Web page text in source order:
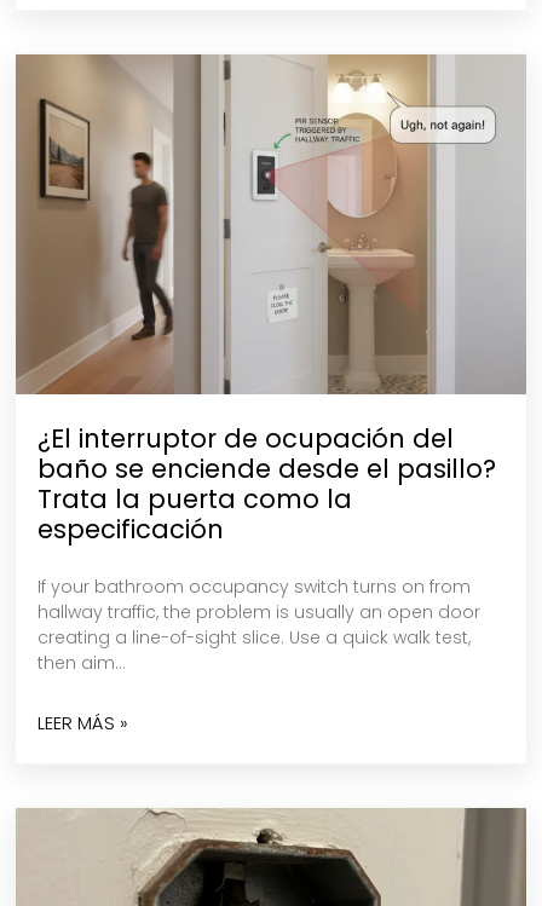
¿El interruptor de ocupación del
baño se enciende desde el pasillo?
Trata la puerta como la
especificación
If your bathroom occupancy switch turns on from
hallway traffic, the problem is usually an open door
creating a line-of-sight slice. Use a quick walk test,
then aim…
LEER MÁS »